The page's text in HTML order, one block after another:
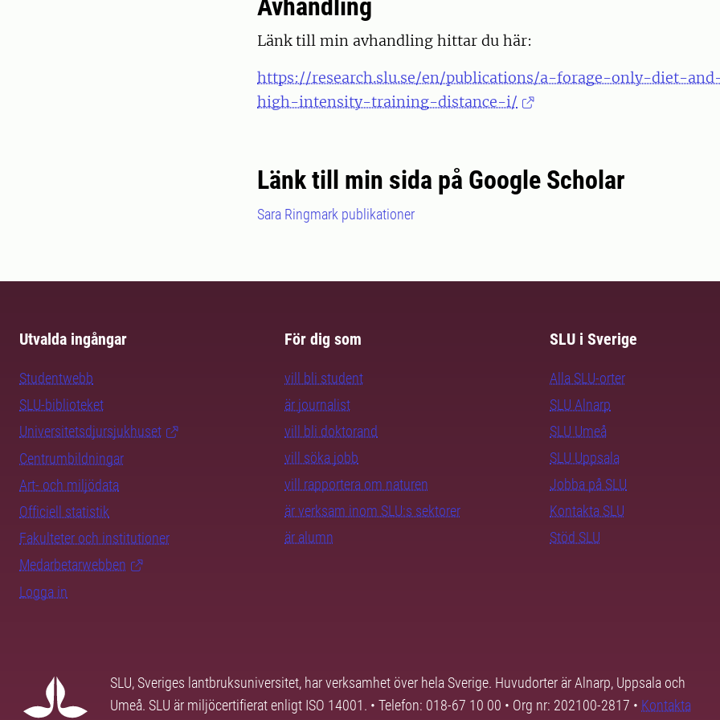
Avhandling
Länk till min avhandling hittar du här:
https://research.slu.se/en/publications/a-forage-only-diet-
high-intensity-training-distance-i/
Länk till min sida på Google Scholar
Sara Ringmark publikationer
Utvalda ingångar
Studentwebb
SLU-biblioteket
Universitetsdjursjukhuset
Centrumbildningar
Art- och miljödata
Officiell statistik
Fakulteter och institutioner
Medarbetarwebben
Logga in
För dig som
vill bli student
är journalist
vill bli doktorand
vill söka jobb
vill rapportera om naturen
är verksam inom SLU:s sektorer
är alumn
SLU i Sverige
Alla SLU-orter
SLU Alnarp
SLU Umeå
SLU Uppsala
Jobba på SLU
Kontakta SLU
Stöd SLU
SLU, Sveriges lantbruksuniversitet, har verksamhet över hela Sverige. Huvudorter är Alnarp, Uppsala och
Umeå. SLU är miljöcertifierat enligt ISO 14001. • Telefon: 018-67 10 00 • Org nr: 202100-2817 • Kontakta